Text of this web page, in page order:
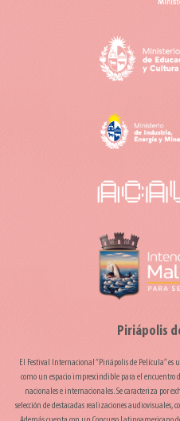
Piriápolis
El Festival Internacional “Piriápolis de Película”
como un espacio imprescindible para el encuentro
nacionales e internacionales. Se caracteriza por
selección de destacadas realizaciones audiovisuales,